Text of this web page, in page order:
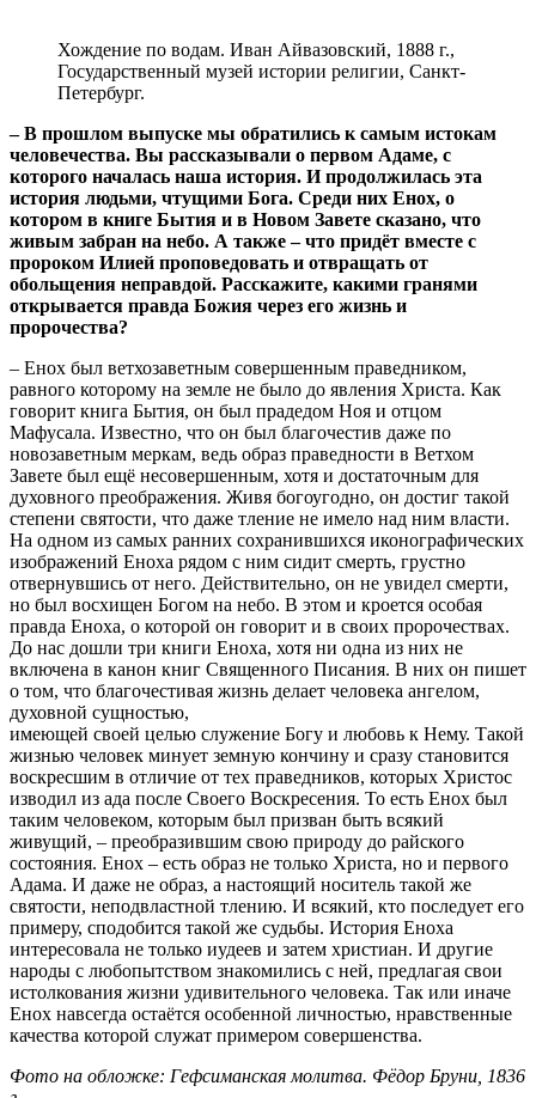
Хождение по водам. Иван Айвазовский, 1888 г.,
Государственный музей истории религии, Санкт-
Петербург.
– В прошлом выпуске мы обратились к самым истокам
человечества. Вы рассказывали о первом Адаме, с
которого началась наша история. И продолжилась эта
история людьми, чтущими Бога. Среди них Енох, о
котором в книге Бытия и в Новом Завете сказано, что
живым забран на небо. А также – что придёт вместе с
пророком Илией проповедовать и отвращать от
обольщения неправдой. Расскажите, какими гранями
открывается правда Божия через его жизнь и
пророчества?
– Енох был ветхозаветным совершенным праведником,
равного которому на земле не было до явления Христа. Как
говорит книга Бытия, он был прадедом Ноя и отцом
Мафусала. Известно, что он был благочестив даже по
новозаветным меркам, ведь образ праведности в Ветхом
Завете был ещё несовершенным, хотя и достаточным для
духовного преображения. Живя богоугодно, он достиг такой
степени святости, что даже тление не имело над ним власти.
На одном из самых ранних сохранившихся иконографических
изображений Еноха рядом с ним сидит смерть, грустно
отвернувшись от него. Действительно, он не увидел смерти,
но был восхищен Богом на небо. В этом и кроется особая
правда Еноха, о которой он говорит и в своих пророчествах.
До нас дошли три книги Еноха, хотя ни одна из них не
включена в канон книг Священного Писания. В них он пишет
о том, что благочестивая жизнь делает человека ангелом,
духовной сущностью,
имеющей своей целью служение Богу и любовь к Нему. Такой
жизнью человек минует земную кончину и сразу становится
воскресшим в отличие от тех праведников, которых Христос
изводил из ада после Своего Воскресения. То есть Енох был
таким человеком, которым был призван быть всякий
живущий, – преобразившим свою природу до райского
состояния. Енох – есть образ не только Христа, но и первого
Адама. И даже не образ, а настоящий носитель такой же
святости, неподвластной тлению. И всякий, кто последует его
примеру, сподобится такой же судьбы. История Еноха
интересовала не только иудеев и затем христиан. И другие
народы с любопытством знакомились с ней, предлагая свои
истолкования жизни удивительного человека. Так или иначе
Енох навсегда остаётся особенной личностью, нравственные
качества которой служат примером совершенства.
Фото на обложке: Гефсиманская молитва. Фёдор Бруни, 1836